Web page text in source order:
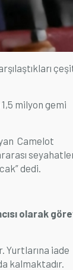
milyon gemi
Camelot
dedi.
olarak
Yurtlarına iade
kalmaktadır.